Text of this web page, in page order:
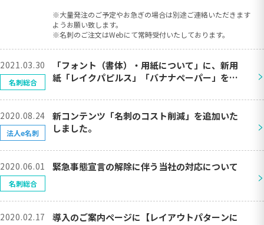
※大量発注のご予定やお急ぎの場合は別途ご連絡いただきます
ようお願い致します。
※名刺のご注文はWebにて常時受付いたしております。
2021.03.30
「フォント（書体）・用紙について」に、新用
紙「レイクパピルス」「バナナペーパー」を追
>
名刺総合
2020.08.24
新コンテンツ「名刺のコスト削減」を追加いた
しました。
>
法人e名刺
2020.06.01 緊急事態宣言の解除に伴う当社の対応について
>
名刺総合
2020.02.17
導入のご案内ページに【レイアウトパターンに